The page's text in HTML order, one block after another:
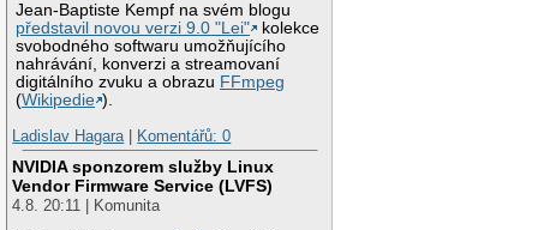
Jean-Baptiste Kempf na svém blogu
představil novou verzi 9.0 "Lei"
kolekce
svobodného softwaru umožňujícího
nahrávání, konverzi a streamovaní
digitálního zvuku a obrazu FFmpeg
(Wikipedie ).
Ladislav Hagara
Komentářů: 0
NVIDIA sponzorem služby Linux
Vendor Firmware Service (LVFS)
4.8. 20:11 | Komunita